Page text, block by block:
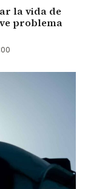
la vida de
problema